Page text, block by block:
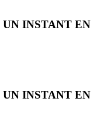
UN INSTANT EN
UN INSTANT EN